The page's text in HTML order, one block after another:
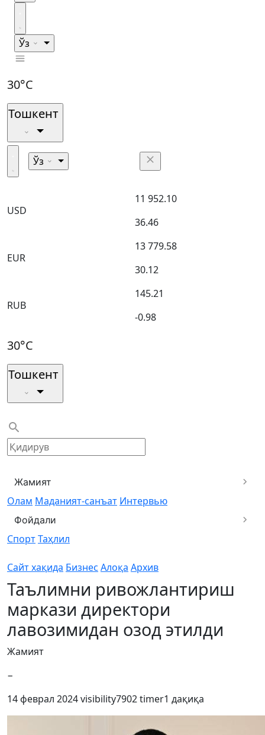
Ўз
30°C
Тошкент
Ўз
USD
11 952.10
36.46
EUR
13 779.58
30.12
RUB
145.21
-0.98
30°C
Тошкент
Жамият
Олам Маданият-санъат Интервью
Фойдали
СпортТаҳлил
Сайт хақида Бизнес Алоқа Архив
Таълимни ривожлантириш
маркази директори
лавозимидан озод этилди
Жамият
−
14 феврал 2024visibility7902timer1 дақиқа